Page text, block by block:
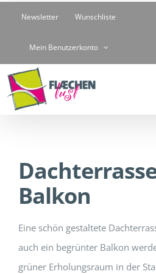
springen
Newsletter Wunschliste
Mein Benutzerkonto
Balkon
Eine schön gestaltete
auch ein begrünter Balkon
grüner Erholungsraum in der